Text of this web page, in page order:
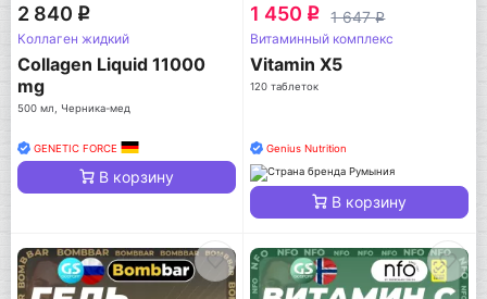
2 840 q
Коллаген жидкий
Collagen Liquid 11000
mg
500 мл, Черника-мед
GENETIC FORCE
В корзину
1 450 q 1 647q
Витаминный комплекс
Vitamin X5
120 таблеток
Genius Nutrition
В корзину